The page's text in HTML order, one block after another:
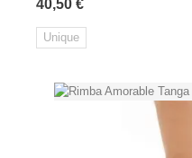
40,50 €Prix
Unique